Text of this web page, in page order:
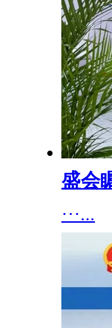
盛会
···...